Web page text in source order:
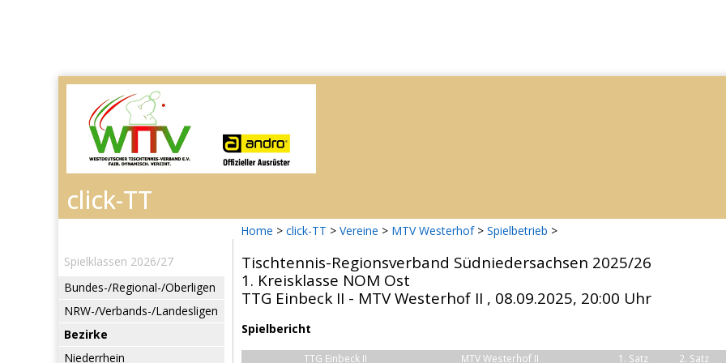
Home > click-TT > Vereine > MTV Westerhof> Spielbetrieb >
Spielklassen 2026/27
Bundes-/Regional-/Oberligen
NRW-/Verbands-/Landesligen
Bezirke
Niederrhein
Tischtennis-Regionsverband Südniedersachsen 2025/26
1. Kreisklasse NOM Ost
TTG Einbeck II - MTV Westerhof II , 08.09.2025, 20:00 Uhr
Spielbericht
TTG Einbeck II MTV Westerhof II 1. Satz 2. Satz